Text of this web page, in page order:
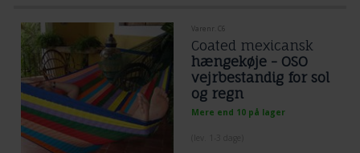
Varenr. C6
Coated mexicansk
hængekøje - OSO
vejrbestandig for sol
og regn
Mere end 10 på lager